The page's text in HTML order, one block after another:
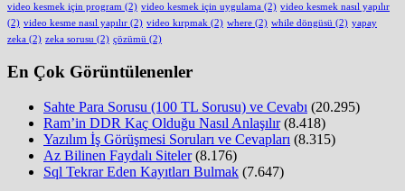
video kesmek için program (2) video kesmek için uygulama (2) video kesmek nasıl yapılır
(2) video kesme nasıl yapılır (2) video kırpmak (2) where (2) while döngüsü (2) yapay
zeka (2) zeka sorusu (2) çözümü (2)
En Çok Görüntülenenler
Sahte Para Sorusu (100 TL Sorusu) ve Cevabı (20.295)
Ram’in DDR Kaç Olduğu Nasıl Anlaşılır (8.418)
Yazılım İş Görüşmesi Soruları ve Cevapları (8.315)
Az Bilinen Faydalı Siteler (8.176)
Sql Tekrar Eden Kayıtları Bulmak (7.647)